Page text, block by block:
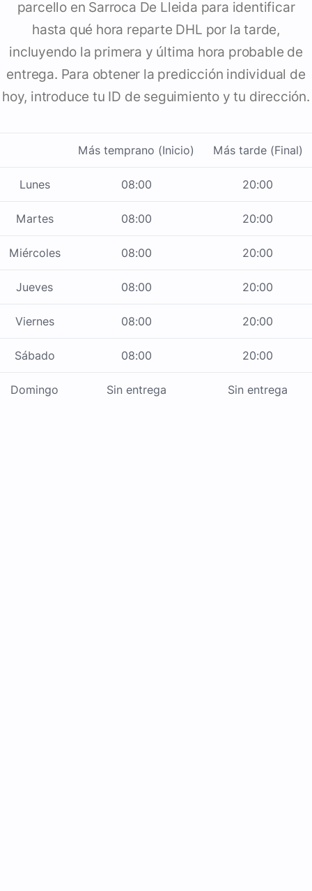
parcello en Sarroca De Lleida para identificar
hasta qué hora reparte DHL por la tarde,
incluyendo la primera y última hora probable de
entrega. Para obtener la predicción individual de
hoy, introduce tu ID de seguimiento y tu dirección.
Más temprano (Inicio) Más tarde (Final)
Lunes 08:00 20:00
Martes 08:00 20:00
Miércoles 08:00 20:00
Jueves 08:00 20:00
Viernes 08:00 20:00
Sábado 08:00 20:00
Domingo Sin entrega Sin entrega